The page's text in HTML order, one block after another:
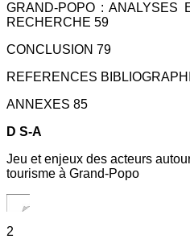
GRAND-POPO : ANALYSES
RECHERCHE 59
CONCLUSION 79
REFERENCES
ANNEXES 85
D S-A
Jeu et enjeux des acteurs
tourisme à Grand-Popo
2